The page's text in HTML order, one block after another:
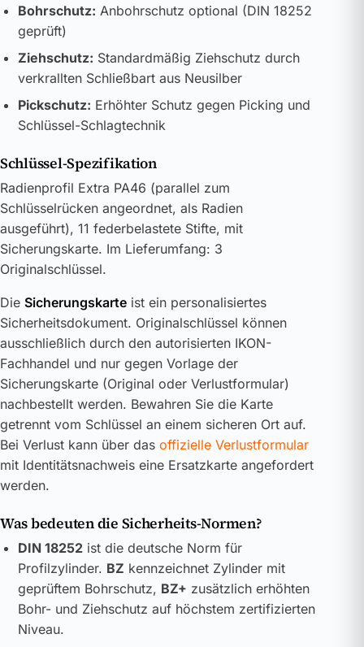
Bohrschutz: Anbohrschutz optional (DIN 18252
geprüft)
Ziehschutz: Standardmäßig Ziehschutz durch
verkrallten Schließbart aus Neusilber
Pickschutz: Erhöhter Schutz gegen Picking und
Schlüssel-Schlagtechnik
Schlüssel-Spezifikation
Radienprofil Extra PA46 (parallel zum
Schlüsselrücken angeordnet, als Radien
ausgeführt), 11 federbelastete Stifte, mit
Sicherungskarte. Im Lieferumfang: 3
Originalschlüssel.
Die Sicherungskarte ist ein personalisiertes
Sicherheitsdokument. Originalschlüssel können
ausschließlich durch den autorisierten IKON-
Fachhandel und nur gegen Vorlage der
Sicherungskarte (Original oder Verlustformular)
nachbestellt werden. Bewahren Sie die Karte
getrennt vom Schlüssel an einem sicheren Ort auf.
Bei Verlust kann über das offizielle Verlustformular
mit Identitätsnachweis eine Ersatzkarte angefordert
werden.
Was bedeuten die Sicherheits-Normen?
DIN 18252ist die deutsche Norm für
Profilzylinder. BZ kennzeichnet Zylinder mit
geprüftem Bohrschutz, BZ+ zusätzlich erhöhten
Bohr- und Ziehschutz auf höchstem zertifizierten
Niveau.